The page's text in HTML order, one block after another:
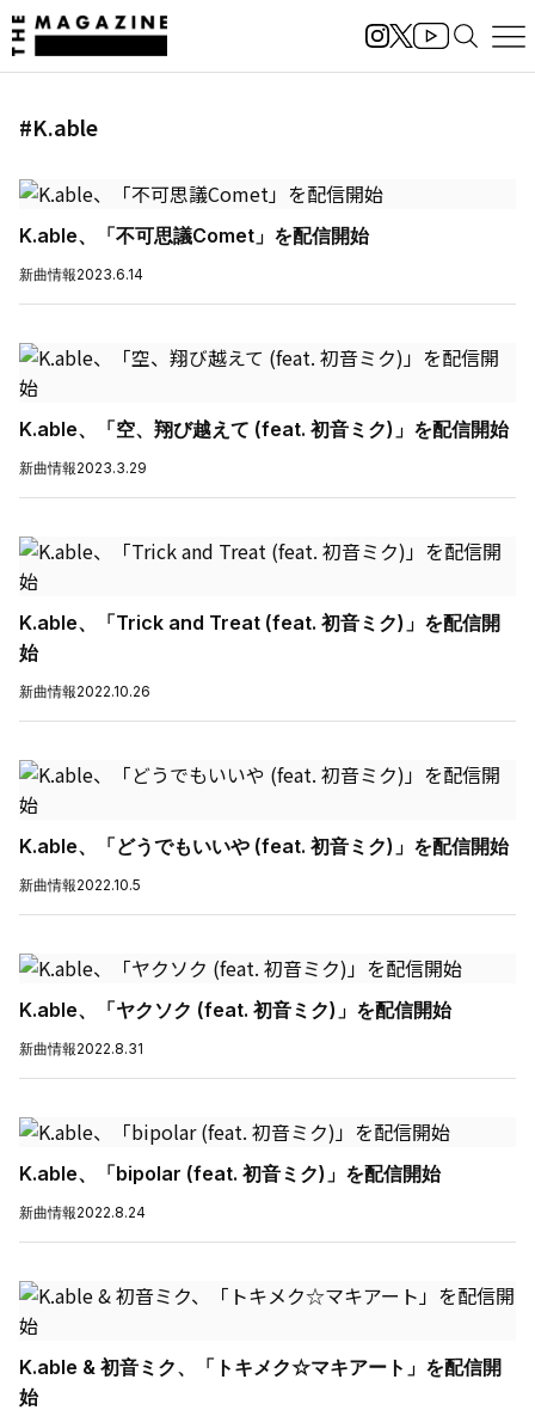
#K.able
K.able、「不可思議Comet」を配信開始
新曲情報2023.6.14
K.able、「空、翔び越えて (feat. 初音ミク)」を配信開始
新曲情報2023.3.29
K.able、「Trick and Treat (feat. 初音ミク)」を配信開
始
新曲情報2022.10.26
K.able、「どうでもいいや (feat. 初音ミク)」を配信開始
新曲情報2022.10.5
K.able、「ヤクソク (feat. 初音ミク)」を配信開始
新曲情報2022.8.31
K.able、「bipolar (feat. 初音ミク)」を配信開始
新曲情報2022.8.24
K.able & 初音ミク、「トキメク☆マキアート」を配信開
始